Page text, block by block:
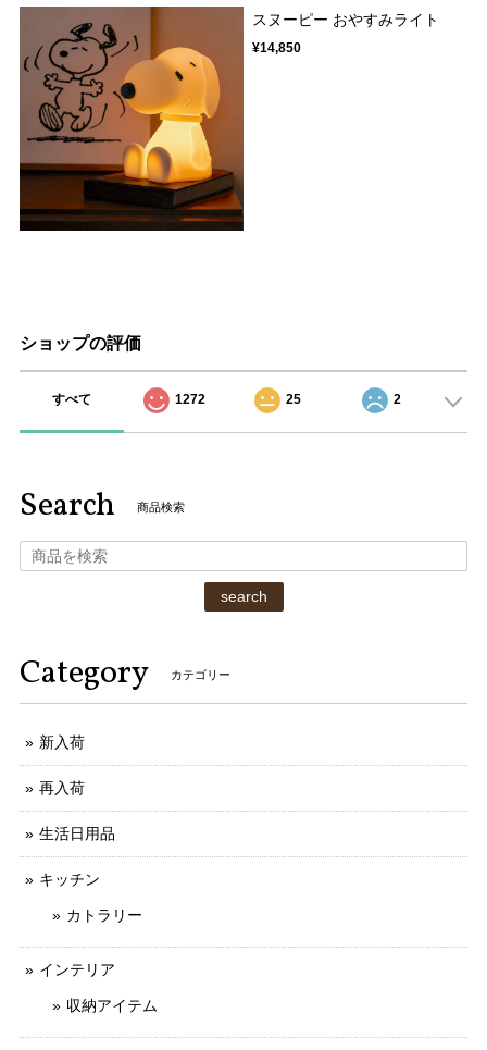
スヌーピー おやすみライト
¥14,850
ショップの評価
すべて 1272 25 2
Search 商品検索
search
Category カテゴリー
新入荷
再入荷
生活日用品
キッチン
カトラリー
インテリア
収納アイテム